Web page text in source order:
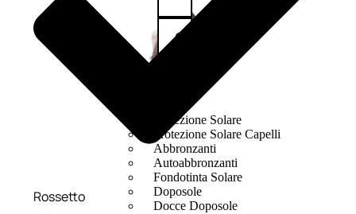
Colorazione
Protezione Solare
Protezione Solare Capelli
Abbronzanti
Autoabbronzanti
Fondotinta Solare
Doposole
Docce Doposole
Rossetto